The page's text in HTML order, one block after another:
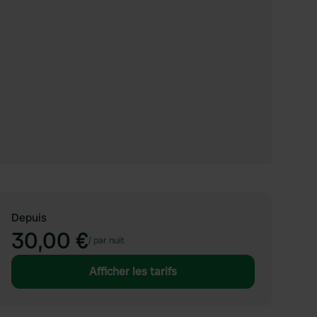
Depuis
30,00 €/ par nuit
Afficher les tarifs